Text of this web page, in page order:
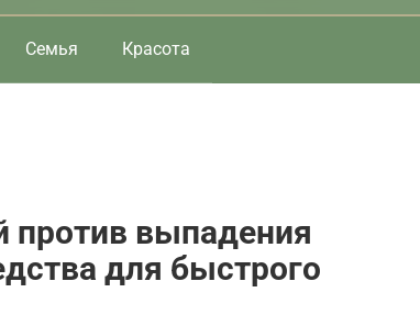
Семья Красота
против выпадения
для быстрого